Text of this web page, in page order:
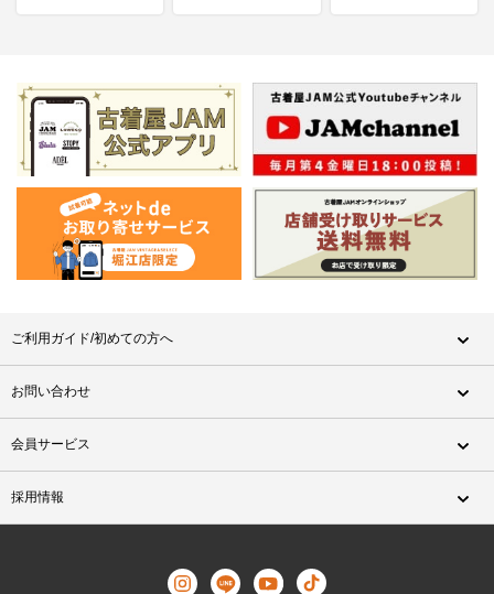
ご利用ガイド/初めての方へ
お問い合わせ
会員サービス
採用情報